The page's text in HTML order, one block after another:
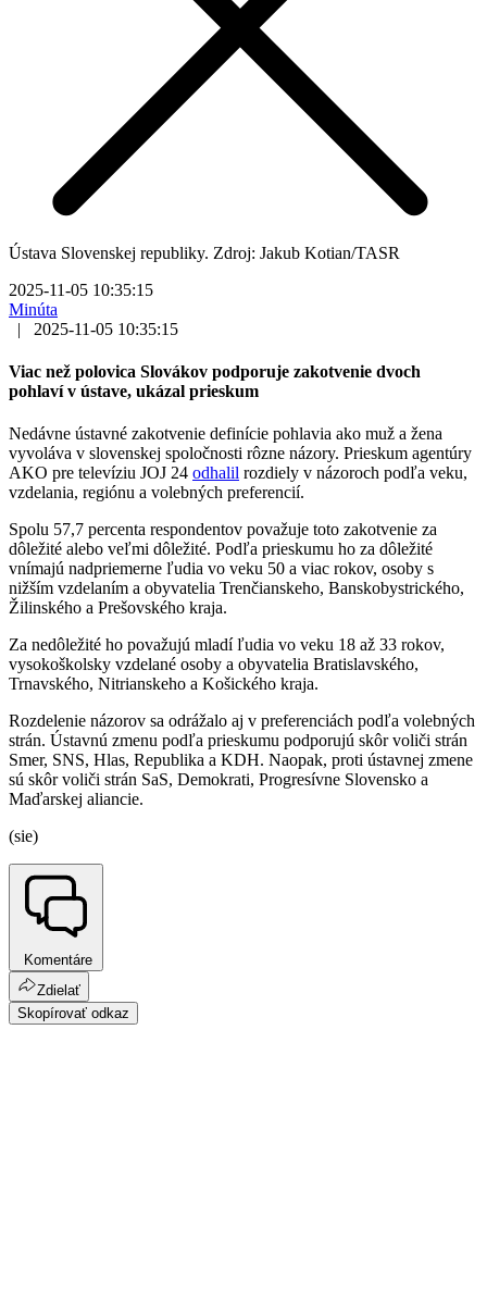
Ústava Slovenskej republiky. Zdroj: Jakub Kotian/TASR
2025-11-05 10:35:15
Minúta
|
2025-11-05 10:35:15
Viac než polovica Slovákov podporuje zakotvenie dvoch
pohlaví v ústave, ukázal prieskum
Nedávne ústavné zakotvenie definície pohlavia ako muž a žena
vyvoláva v slovenskej spoločnosti rôzne názory. Prieskum agentúry
AKO pre televíziu JOJ 24 odhalil rozdiely v názoroch podľa veku,
vzdelania, regiónu a volebných preferencií.
Spolu 57,7 percenta respondentov považuje toto zakotvenie za
dôležité alebo veľmi dôležité. Podľa prieskumu ho za dôležité
vnímajú nadpriemerne ľudia vo veku 50 a viac rokov, osoby s
nižším vzdelaním a obyvatelia Trenčianskeho, Banskobystrického,
Žilinského a Prešovského kraja.
Za nedôležité ho považujú mladí ľudia vo veku 18 až 33 rokov,
vysokoškolsky vzdelané osoby a obyvatelia Bratislavského,
Trnavského, Nitrianskeho a Košického kraja.
Rozdelenie názorov sa odrážalo aj v preferenciách podľa volebných
strán. Ústavnú zmenu podľa prieskumu podporujú skôr voliči strán
Smer, SNS, Hlas, Republika a KDH. Naopak, proti ústavnej zmene
sú skôr voliči strán SaS, Demokrati, Progresívne Slovensko a
Maďarskej aliancie.
(sie)
Komentáre
Zdielať
Skopírovať odkaz